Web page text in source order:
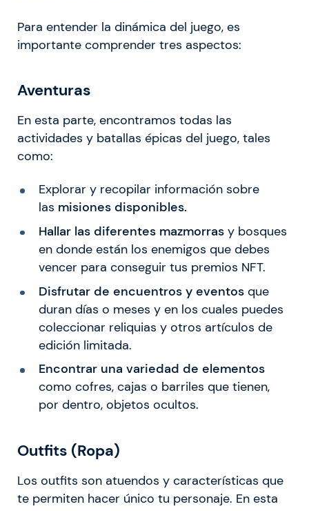
Para entender la dinámica del juego, es
importante comprender tres aspectos:
Aventuras
En esta parte, encontramos todas las
actividades y batallas épicas del juego, tales
como:
Explorar y recopilar información sobre
las misiones disponibles.
Hallar las diferentes mazmorrasy bosques
en donde están los enemigos que debes
vencer para conseguir tus premios NFT.
Disfrutar de encuentros y eventosque
duran días o meses y en los cuales puedes
coleccionar reliquias y otros artículos de
edición limitada.
Encontrar una variedad de elementos
como cofres, cajas o barriles que tienen,
por dentro, objetos ocultos.
Outfits (Ropa)
Los outfits son atuendos y características que
te permiten hacer único tu personaje. En esta